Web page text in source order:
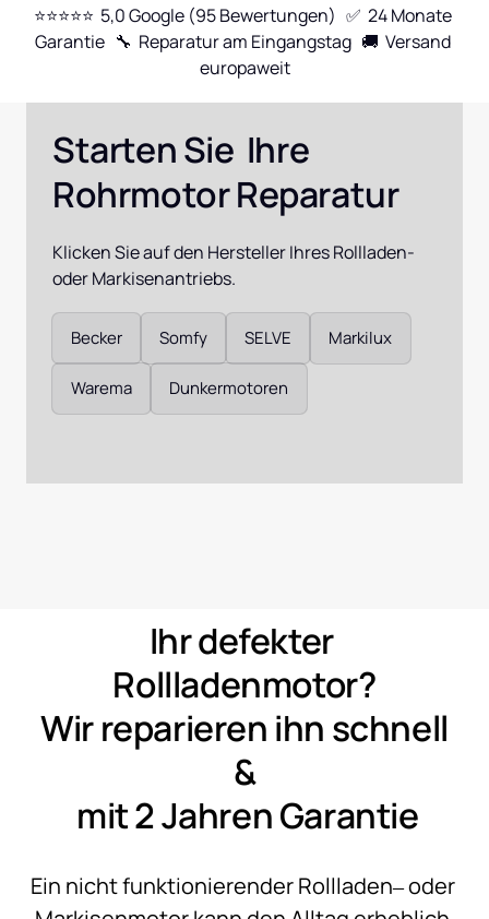
⭐⭐⭐⭐⭐  5,0 Google (95 Bewertungen)   ✅  24 Monate
Garantie   🔧  Reparatur am Eingangstag   🚚  Versand
europaweit
Starten Sie  Ihre
Rohrmotor Reparatur
Klicken Sie auf den Hersteller Ihres Rollladen-
oder Markisenantriebs.
Becker Somfy SELVE Markilux
Warema Dunkermotoren
Ihr
defekter
Rollladenmotor?
Wir reparieren ihn
&
mit 2 Jahren Garantie
Ein nicht funktionierender Rollladen‒
oder